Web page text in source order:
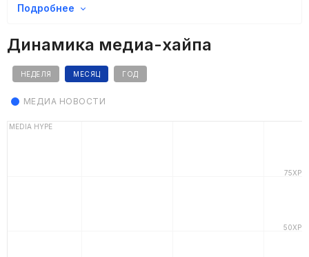
Подробнее
Динамика медиа-хайпа
НЕДЕЛЯ МЕСЯЦ ГОД
МЕДИА НОВОСТИ